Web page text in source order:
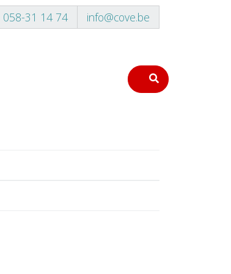
058-31 14 74 info@cove.be